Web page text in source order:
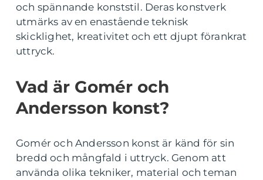
och spännande konststil. Deras konstverk
utmärks av en enastående teknisk
skicklighet, kreativitet och ett djupt förankrat
uttryck.
Vad är Gomér och
Andersson konst?
Gomér och Andersson konst är känd för sin
bredd och mångfald i uttryck. Genom att
använda olika tekniker, material och teman